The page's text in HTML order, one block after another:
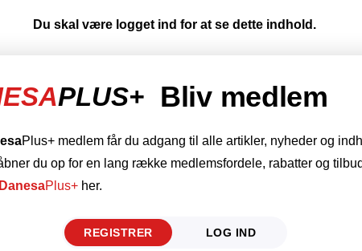
Du skal være logget ind for at se dette indhold.
PLUS+ Bliv medlem
Plus+ medlem får du adgang til alle artikler, nyheder og
du op for en lang række medlemsfordele, rabatter og
DanesaPlus+ her.
REGISTRER LOG IND